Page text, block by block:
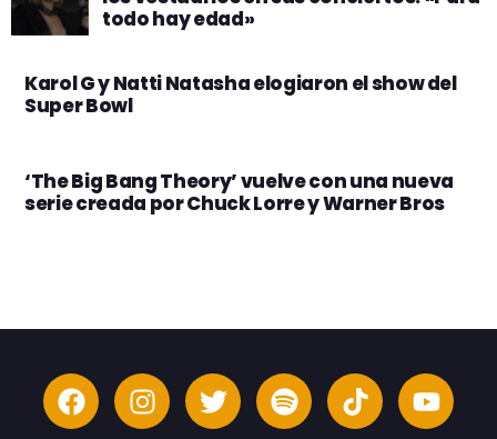
todo hay edad»
Karol G y Natti Natasha elogiaron el show del
Super Bowl
‘The Big Bang Theory’ vuelve con una nueva
serie creada por Chuck Lorre y Warner Bros